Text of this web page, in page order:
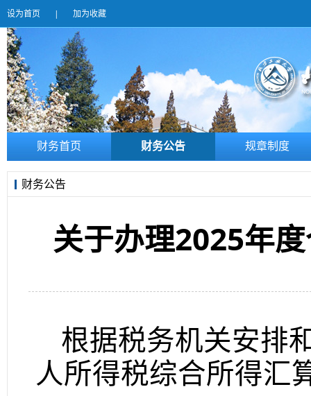
设为首页 | 加为收藏
财务首页 财务公告 规章制度
财务公告
关于办理2025年
根据税务机关安排
人所得税综合所得汇